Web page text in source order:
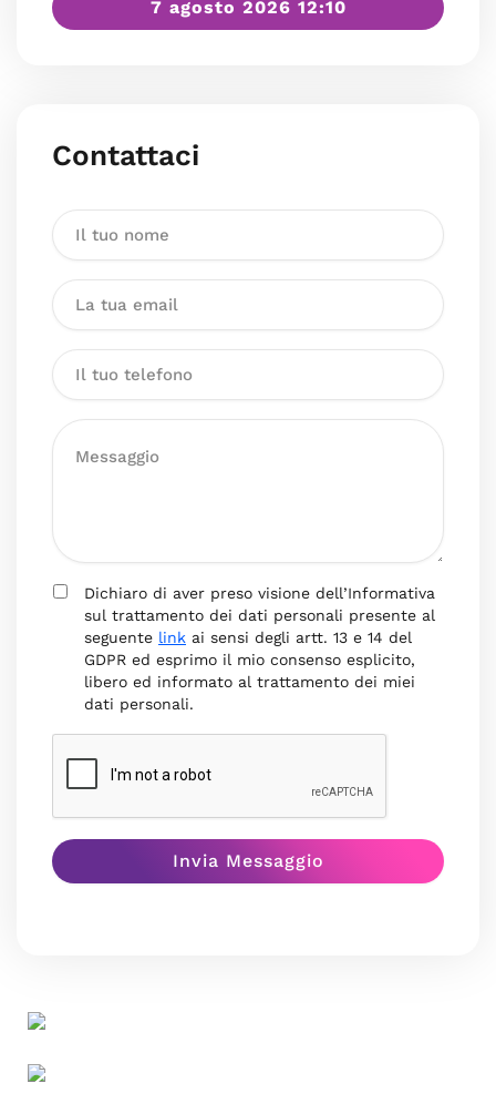
7 agosto 2026 12:10
Contattaci
Dichiaro di aver preso visione dell’Informativa
sul trattamento dei dati personali presente al
seguente link ai sensi degli artt. 13 e 14 del
GDPR ed esprimo il mio consenso esplicito,
libero ed informato al trattamento dei miei
dati personali.